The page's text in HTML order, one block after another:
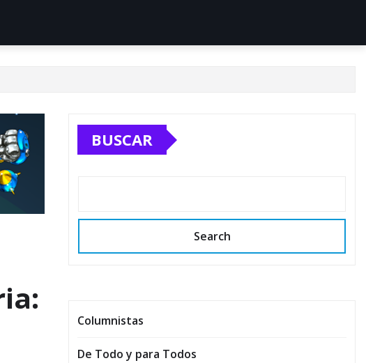
BUSCAR
Search
Columnistas
De Todo y para Todos